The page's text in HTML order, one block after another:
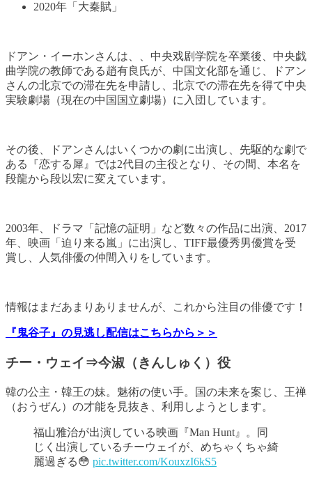
2020年「大秦賦」
ドアン・イーホンさんは、、中央戏剧学院を卒業後、中央戯
曲学院の教師である趙有良氏が、中国文化部を通じ、ドアン
さんの北京での滞在先を申請し、北京での滞在先を得て中央
実験劇場（現在の中国国立劇場）に入団しています。
その後、ドアンさんはいくつかの劇に出演し、先駆的な劇で
ある『恋する犀』では2代目の主役となり、その間、本名を
段龍から段以宏に変えています。
2003年、ドラマ「記憶の証明」など数々の作品に出演、2017
年、映画「迫り来る嵐」に出演し、TIFF最優秀男優賞を受
賞し、人気俳優の仲間入りをしています。
情報はまだあまりありませんが、これから注目の俳優です！
『鬼谷子』の見逃し配信はこちらから＞＞
チー・ウェイ⇒今淑（きんしゅく）役
韓の公主・韓王の妹。魅術の使い手。国の未来を案じ、王禅
（おうぜん）の才能を見抜き、利用しようとします。
福山雅治が出演している映画『Man Hunt』。同
じく出演しているチーウェイが、めちゃくちゃ綺
麗過ぎる😳 pic.twitter.com/KouxzI6kS5